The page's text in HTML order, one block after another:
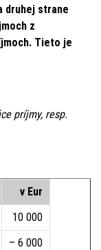
druhej strane
z
Tieto je
príjmy, resp.
v Eur
10 000
– 6 000